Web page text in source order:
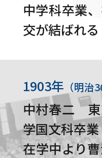
中学科卒業
交が結ばれる
1903年 （明治
中村春二 東
学国文科卒業
在学中より